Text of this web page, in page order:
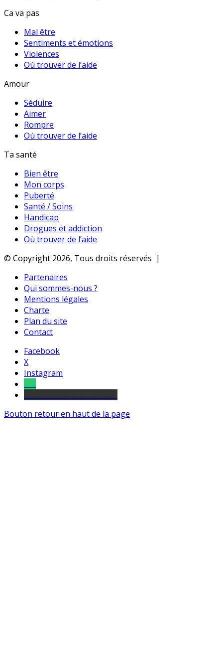
Ca va pas
Mal être
Sentiments et émotions
Violences
Où trouver de l’aide
Amour
Séduire
Aimer
Rompre
Où trouver de l’aide
Ta santé
Bien être
Mon corps
Puberté
Santé / Soins
Handicap
Drogues et addiction
Où trouver de l’aide
© Copyright 2026, Tous droits réservés |
Partenaires
Qui sommes-nous ?
Mentions légales
Charte
Plan du site
Contact
Facebook
X
Instagram
Bouton retour en haut de la page